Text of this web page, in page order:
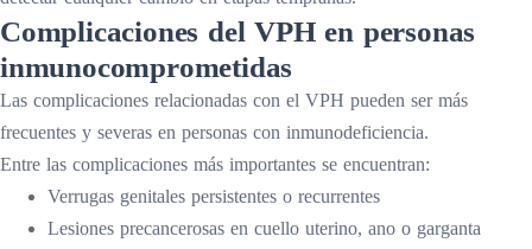
Complicaciones del VPH en personas
inmunocomprometidas
Las complicaciones relacionadas con el VPH pueden ser más
frecuentes y severas en personas con inmunodeficiencia.
Entre las complicaciones más importantes se encuentran:
Verrugas genitales persistentes o recurrentes
Lesiones precancerosas en cuello uterino, ano o garganta